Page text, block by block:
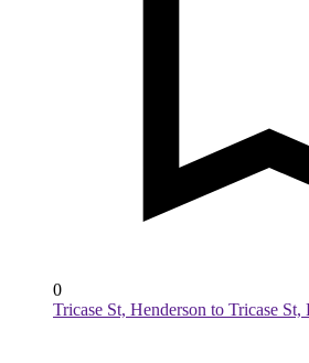
0
Tricase St, Henderson to Tricase St,